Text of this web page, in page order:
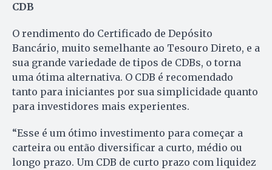
CDB
O rendimento do Certificado de Depósito
Bancário, muito semelhante ao Tesouro Direto, e a
sua grande variedade de tipos de CDBs, o torna
uma ótima alternativa. O CDB é recomendado
tanto para iniciantes por sua simplicidade quanto
para investidores mais experientes.
“Esse é um ótimo investimento para começar a
carteira ou então diversificar a curto, médio ou
longo prazo. Um CDB de curto prazo com liquidez